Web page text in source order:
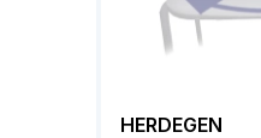
HERDEGEN